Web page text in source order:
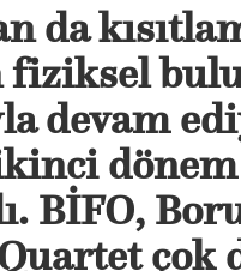
da
fiziksel
devam
BİFO,
çok